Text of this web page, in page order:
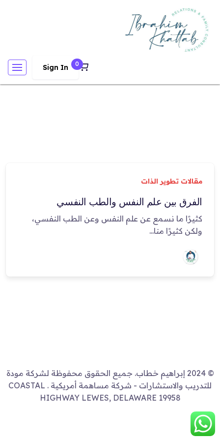
0
Sign In
مقالات تطوير الذات
الفرق بين علم النفس والطب النفسي
كثيرًا ما نسمع عن علم النفس وعن الطب النفسي،
ولكن كثيرًا منا...
© 2024 إبراهيم خطاب. جميع الحقوق محفوظة لشركة مودة
للتدريب والاستشارات - شركة مساهمة أمريكية . COASTAL
HIGHWAY LEWES, DELAWARE 19958